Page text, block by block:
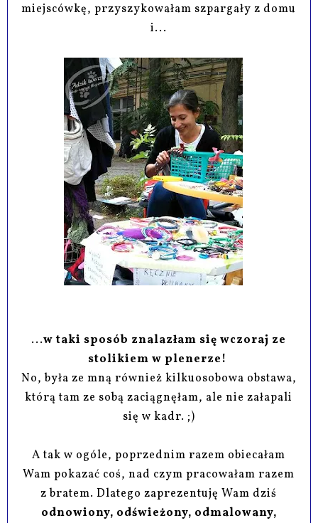
miejscówkę, przyszykowałam szpargały z domu
i...
...w taki sposób znalazłam się wczoraj ze
stolikiem w plenerze!
No, była ze mną również kilkuosobowa obstawa,
którą tam ze sobą zaciągnęłam, ale nie załapali
się w kadr. ;)
A tak w ogóle, poprzednim razem obiecałam
Wam pokazać coś, nad czym pracowałam razem
z bratem. Dlatego zaprezentuję Wam dziś
odnowiony, odświeżony, odmalowany,